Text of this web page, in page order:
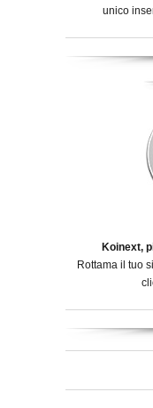
unico
Koinext,
Rottama il tuo